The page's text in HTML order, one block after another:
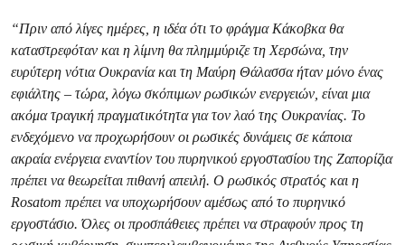
“Πριν από λίγες ημέρες, η ιδέα ότι το φράγμα Κάκοβκα θα
καταστρεφόταν και η λίμνη θα πλημμύριζε τη Χερσώνα, την
ευρύτερη νότια Ουκρανία και τη Μαύρη Θάλασσα ήταν μόνο ένας
εφιάλτης – τώρα, λόγω σκόπιμων ρωσικών ενεργειών, είναι μια
ακόμα τραγική πραγματικότητα για τον λαό της Ουκρανίας. Το
ενδεχόμενο να προχωρήσουν οι ρωσικές δυνάμεις σε κάποια
ακραία ενέργεια εναντίον του πυρηνικού εργοστασίου της Ζαπορίζια
πρέπει να θεωρείται πιθανή απειλή. Ο ρωσικός στρατός και η
Rosatom πρέπει να υποχωρήσουν αμέσως από το πυρηνικό
εργοστάσιο. Όλες οι προσπάθειες πρέπει να στραφούν προς τη